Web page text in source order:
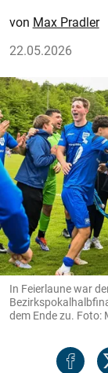
Max Pradler
22.05.2026
In Feierlaune war
dem Ende zu. Foto: